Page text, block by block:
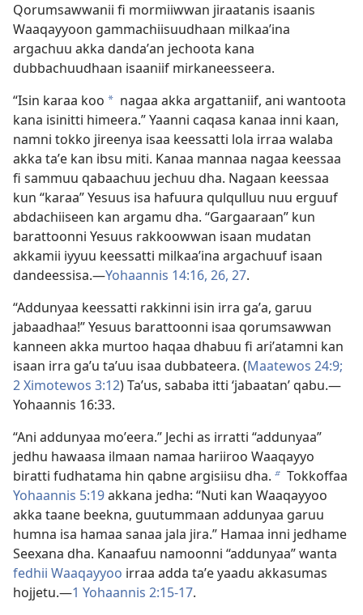
Qorumsawwanii fi mormiiwwan jiraatanis isaanis
Waaqayyoon gammachiisuudhaan milkaaʼina
argachuu akka dandaʼan jechoota kana
dubbachuudhaan isaaniif mirkaneesseera.
“Isin karaa koo a nagaa akka argattaniif, ani wantoota
kana isinitti himeera.” Yaanni caqasa kanaa inni kaan,
namni tokko jireenya isaa keessatti lola irraa walaba
akka taʼe kan ibsu miti. Kanaa mannaa nagaa keessaa
fi sammuu qabaachuu jechuu dha. Nagaan keessaa
kun “karaa” Yesuus isa hafuura qulqulluu nuu erguuf
abdachiiseen kan argamu dha. “Gargaaraan” kun
barattoonni Yesuus rakkoowwan isaan mudatan
akkamii iyyuu keessatti milkaaʼina argachuuf isaan
dandeessisa.—Yohaannis 14:16, 26, 27.
“Addunyaa keessatti rakkinni isin irra gaʼa, garuu
jabaadhaa!” Yesuus barattoonni isaa qorumsawwan
kanneen akka murtoo haqaa dhabuu fi ariʼatamni kan
isaan irra gaʼu taʼuu isaa dubbateera. (Maatewos 24:9;
2 Ximotewos 3:12) Taʼus, sababa itti ‘jabaatanʼ qabu.—
Yohaannis 16:33.
“Ani addunyaa moʼeera.” Jechi as irratti “addunyaa”
jedhu hawaasa ilmaan namaa hariiroo Waaqayyo
biratti fudhatama hin qabne argisiisu dha. b Tokkoffaa
Yohaannis 5:19akkana jedha: “Nuti kan Waaqayyoo
akka taane beekna, guutummaan addunyaa garuu
humna isa hamaa sanaa jala jira.” Hamaa inni jedhame
Seexana dha. Kanaafuu namoonni “addunyaa” wanta
fedhii Waaqayyoo irraa adda taʼe yaadu akkasumas
hojjetu.—1 Yohaannis 2:15-17.